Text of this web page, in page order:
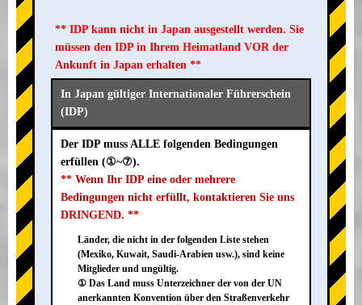
** IDP kann nicht in Japan ausgestellt werden. Sie
müssen den IDP in Ihrem Heimatland VOR der
Ankunft in Japan erhalten **
In Japan gültiger Internationaler Führerschein
(IDP)
Der IDP muss ALLE folgenden Bedingungen
erfüllen (①~⑦).
** Wenn Ihr IDP eine oder mehrere
Bedingungen nicht erfüllt, kontaktieren Sie uns
DRINGEND. **
Länder, die nicht in der folgenden Liste stehen
(Mexiko, Kuwait, Saudi-Arabien usw.), sind keine
Mitglieder und ungültig.
① Das Land muss Unterzeichner der von der UN
anerkannten Konvention über den Straßenverkehr